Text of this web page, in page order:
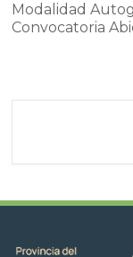
Modalidad
Convocatoria